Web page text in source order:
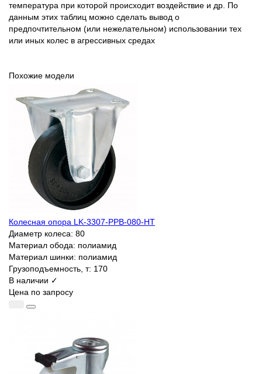
температура при которой происходит воздействие и др. По
данным этих таблиц можно сделать вывод о
предпочтительном (или нежелательном) использовании тех
или иных колес в агрессивных средах
Похожие модели
Колесная опора LK-3307-PPB-080-HT
Диаметр колеса: 80
Материал обода: полиамид
Материал шинки: полиамид
Грузоподъемность, т: 170
В наличии ✓
Цена по запросу